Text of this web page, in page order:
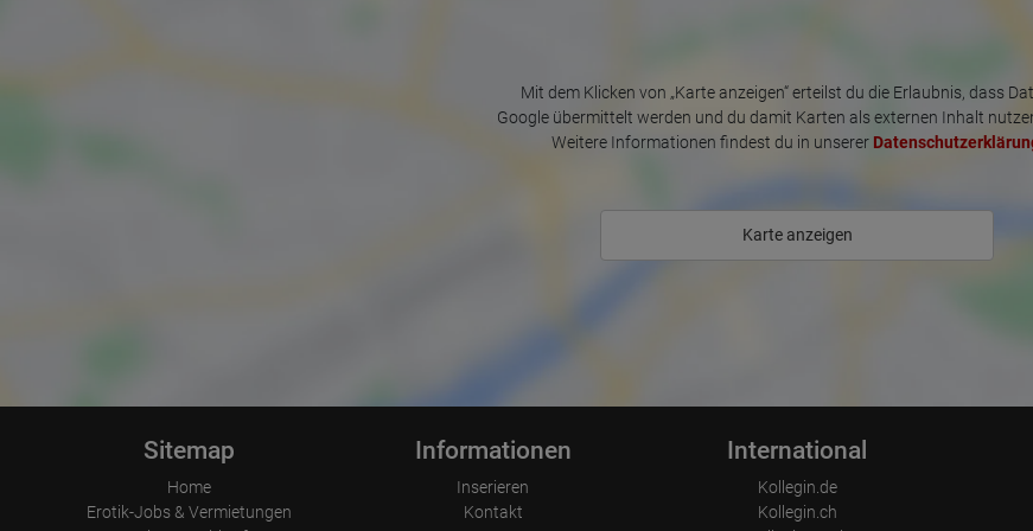
Mit dem Klicken von „Karte anzeigen“ erteilst du die Erlaubnis, dass
Google übermittelt werden und du damit Karten als externen Inhalt
Weitere Informationen findest du in unserer
Karte anzeigen
Sitemap
Home
Erotik-Jobs & Vermietungen
Informationen
Inserieren
Kontakt
International
Kollegin.de
Kollegin.ch